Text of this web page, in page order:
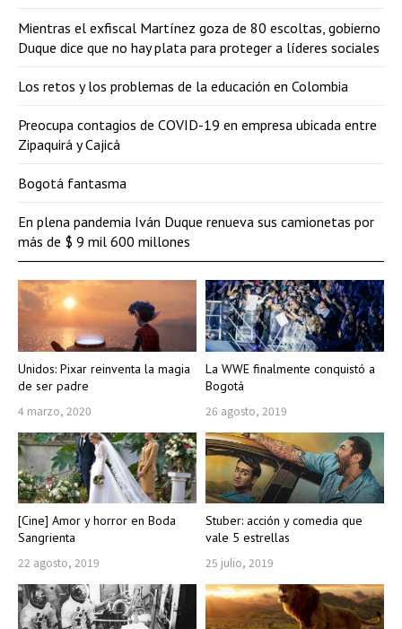
Unidos: Pixar reinventa la magia
de ser padre
4 marzo, 2020
La WWE finalmente conquistó a
Bogotá
26 agosto, 2019
[Cine] Amor y horror en Boda
Sangrienta
22 agosto, 2019
Stuber: acción y comedia que
vale 5 estrellas
25 julio, 2019
Mientras el exfiscal Martínez goza de 80 escoltas, gobierno
Duque dice que no hay plata para proteger a líderes sociales
Los retos y los problemas de la educación en Colombia
Preocupa contagios de COVID-19 en empresa ubicada entre
Zipaquirá y Cajicá
Bogotá fantasma
En plena pandemia Iván Duque renueva sus camionetas por
más de $ 9 mil 600 millones